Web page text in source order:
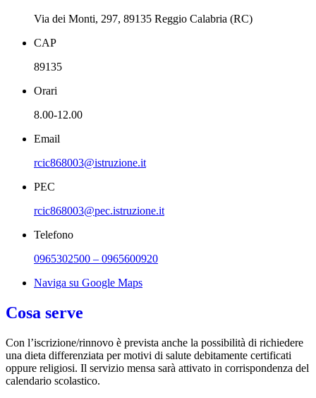
Via dei Monti, 297, 89135 Reggio Calabria (RC)
CAP
89135
Orari
8.00-12.00
Email
rcic868003@istruzione.it
PEC
rcic868003@pec.istruzione.it
Telefono
0965302500 – 0965600920
Naviga su Google Maps
Cosa serve
Con l’iscrizione/rinnovo è prevista anche la possibilità di richiedere
una dieta differenziata per motivi di salute debitamente certificati
oppure religiosi. Il servizio mensa sarà attivato in corrispondenza del
calendario scolastico.